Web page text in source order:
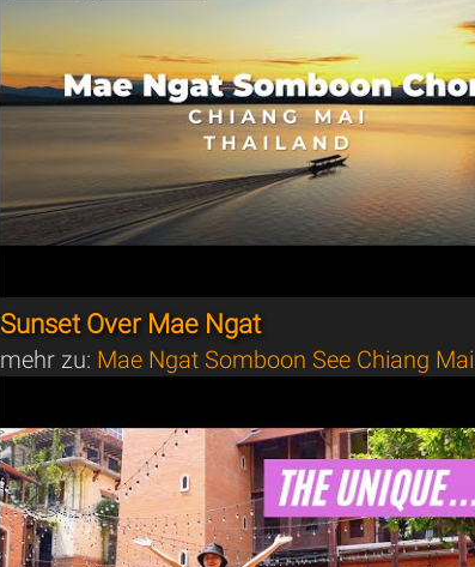
Sunset Over Mae Ngat
mehr zu: Mae Ngat Somboon See Chiang Mai